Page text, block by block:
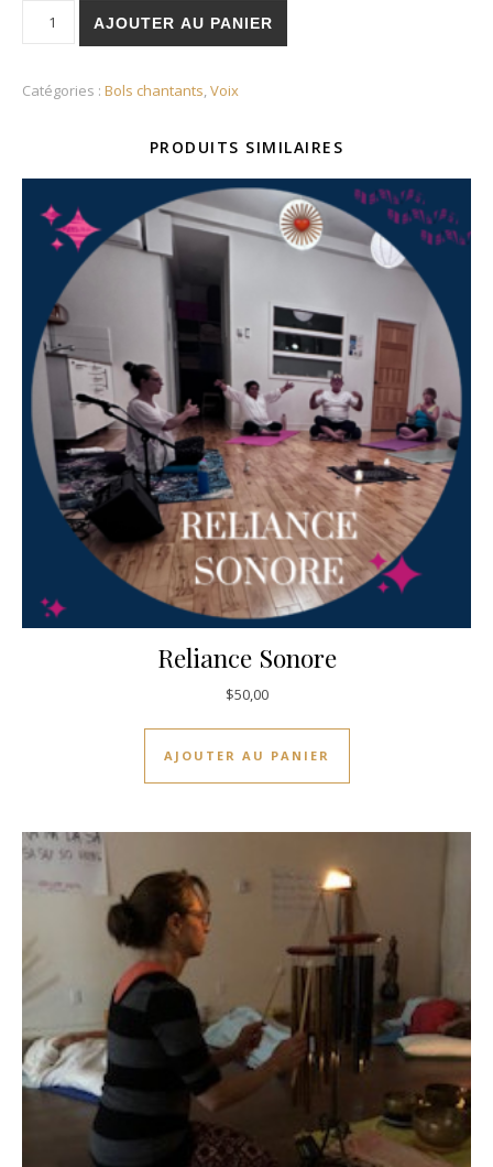
quantité de Quintessence
AJOUTER AU PANIER
Catégories : Bols chantants,Voix
PRODUITS SIMILAIRES
Reliance Sonore
$50,00
AJOUTER AU PANIER